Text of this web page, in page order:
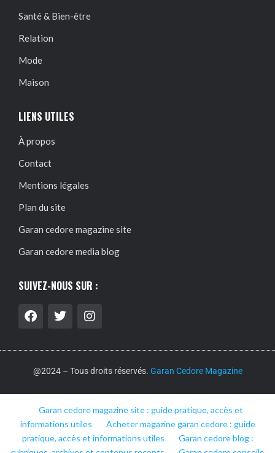
Santé & Bien-être
Relation
Mode
Maison
LIENS UTILES
À propos
Contact
Mentions légales
Plan du site
Garan cedore magazine site
Garan cedore media blog
SUIVEZ-NOUS SUR :
@2024 – Tous droits réservés. Garan Cedore Magazine
Garan cedore magazine site : guide pratique, accès et
informations utiles
Acheter magazine garan cedore : guide
pratique, accès et informations utiles
Garan cedore blog :